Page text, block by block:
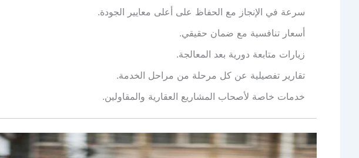
سرعة في الإنجاز مع الحفاظ على أعلى معايير الجودة.
أسعار تنافسية مع ضمان حقيقي.
زيارات متابعة دورية بعد المعالجة.
تقارير تفصيلية عن كل مرحلة من مراحل الخدمة.
خدمات خاصة لأصحاب المشاريع العقارية والمقاولين.